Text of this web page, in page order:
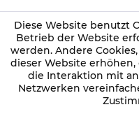
Diese Website benutzt
Betrieb der Website
werden. Andere
dieser Website
die Interaktion mit
Netzwerken